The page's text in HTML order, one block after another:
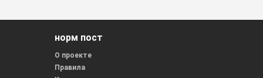
норм пост
О проекте
Правила